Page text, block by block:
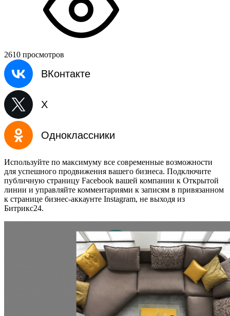
2610 просмотров
ВКонтакте
X
Одноклассники
Используйте по максимуму все современные возможности
для успешного продвижения вашего бизнеса. Подключите
публичную страницу Facebook вашей компании к Открытой
линии и управляйте комментариями к записям в привязанном
к странице бизнес-аккаунте Instagram, не выходя из
Битрикс24.